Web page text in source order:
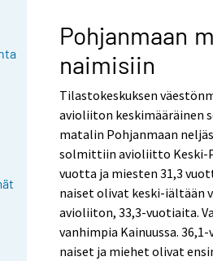
Pohjanmaan
naimisiin
Tilastokeskuksen
avioliiton keskimääräinen
matalin Pohjanmaan
solmittiin avioliitto Keski-
vuotta ja miesten 31,3
naiset olivat keski-iältään
avioliiton, 33,3-vuotiaita.
vanhimpia Kainuussa.
naiset ja miehet olivat